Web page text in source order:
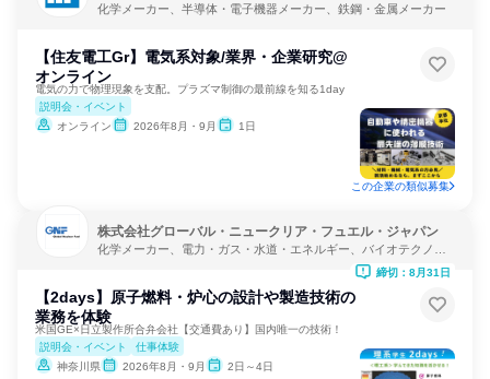
化学メーカー、半導体・電子機器メーカー、鉄鋼・金属メーカー
【住友電工Gr】電気系対象/業界・企業研究@
オンライン
電気の力で物理現象を支配。プラズマ制御の最前線を知る1day
説明会・イベント
オンライン
2026年8月・9月 1日
この企業の類似募集
株式会社グローバル・ニュークリア・フュエル・ジャパン
化学メーカー、電力・ガス・水道・エネルギー、バイオテクノロ
【2days】原子燃料・炉心の設計や製造技術の
業務を体験
米国GE×日立製作所合弁会社【交通費あり】国内唯一の技術！
説明会・イベント
仕事体験
神奈川県
2026年8月・9月 2日～4日
締切：8月31日